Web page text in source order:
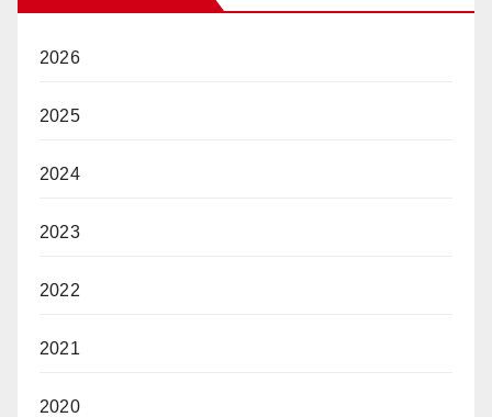
2026
2025
2024
2023
2022
2021
2020